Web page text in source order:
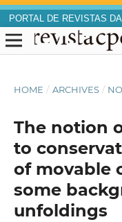
PORTAL DE REVISTAS
HOME / ARCHIVES /
The notion
to
of movable
some
unfoldings